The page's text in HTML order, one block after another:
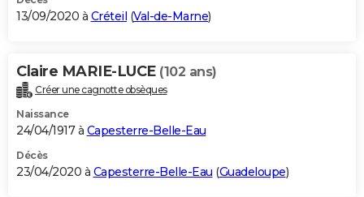
13/09/2020 à Créteil (Val-de-Marne)
Claire MARIE-LUCE (102 ans)
Créer une cagnotte obsèques
Naissance
24/04/1917 à Capesterre-Belle-Eau
Décès
23/04/2020 à Capesterre-Belle-Eau (Guadeloupe)